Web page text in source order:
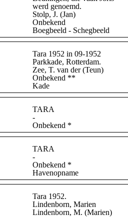
werd genoemd.
Stolp, J. (Jan)
Onbekend
Boegbeeld - Schegbeeld
Tara 1952 in 09-1952
Parkkade, Rotterdam.
Zee, T. van der (Teun)
Onbekend **
Kade
TARA
-
Onbekend *
TARA
-
Onbekend *
Havenopname
Tara 1952.
Lindenborn, Marien
Lindenborn, M. (Marien)